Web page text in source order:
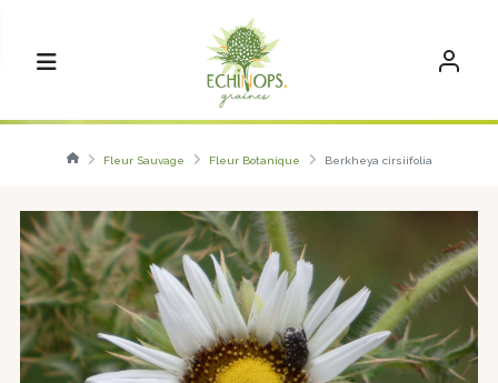
Fleur Sauvage Fleur Botanique Berkheya cirsiifolia